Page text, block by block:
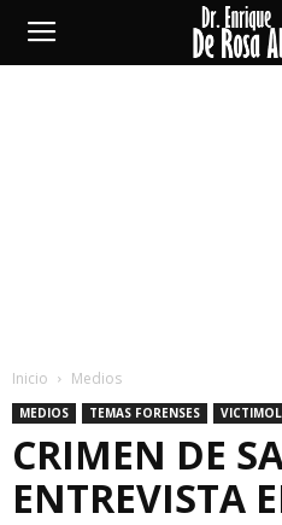
Enrique
Inicio Medios
MEDIOS TEMAS FORENSES
CRIMEN DE
ENTREVISTA